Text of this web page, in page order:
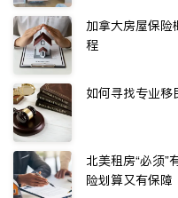
加拿大房屋保险
程
如何寻找专业移
北美租房“必须
险划算又有保障